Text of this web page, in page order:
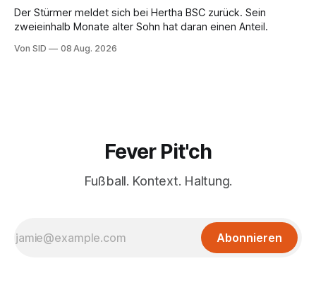
Der Stürmer meldet sich bei Hertha BSC zurück. Sein
zweieinhalb Monate alter Sohn hat daran einen Anteil.
Von SID 08 Aug. 2026
Fever Pit'ch
Fußball. Kontext. Haltung.
Abonnieren